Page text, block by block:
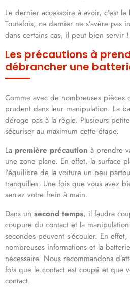
Le dernier accessoire à avoir, c’est
Toutefois, ce dernier ne s’avère pas
dans certains cas, il peut bien servir !
Les précautions à
débrancher une
Comme avec de nombreuses pièces
prudent dans leur manipulation. La
déroge pas à la règle. Plusieurs
sécuriser au maximum cette étape.
La première précaution à prendre
une zone plane. En effet, la surface
l’équilibre de la voiture un peu
tranquilles. Une fois que vous avez
serrez votre frein à main.
Dans un second temps, il faudra
coupure du contact et la
secondes peuvent s’écouler. En
nombreuses informations et la
nécessaire. Nous recommandons
fois que le contact est coupé et que
contact.